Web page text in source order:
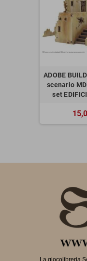
ADOBE
scenario
set
La giocolibreria